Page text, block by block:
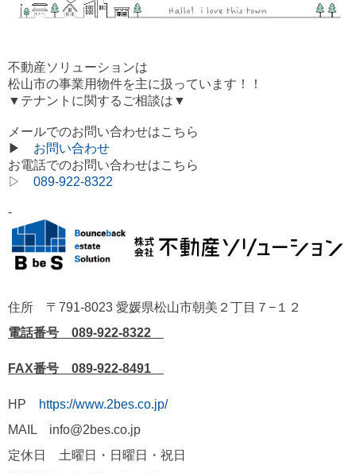
不動産ソリューションは
松山市の事業用物件を主に扱っています！！
▼テナントに関するご相談は▼
メールでのお問い合わせはこちら
▶ お問い合わせ
お電話でのお問い合わせはこちら
▷ 089-922-8322
-
住所 〒791-8023 愛媛県松山市朝美２丁目７−１２
電話番号 089-922-8322
FAX番号 089-922-8491
HP
https://www.2bes.co.jp/
MAIL info@2bes.co.jp
定休日 土曜日・日曜日・祝日